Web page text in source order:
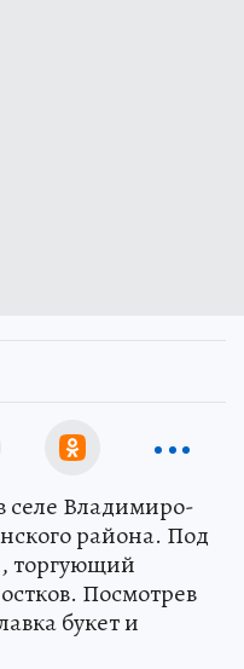
селе Владимиро-
района. Под
торгующий
Посмотрев
букет и